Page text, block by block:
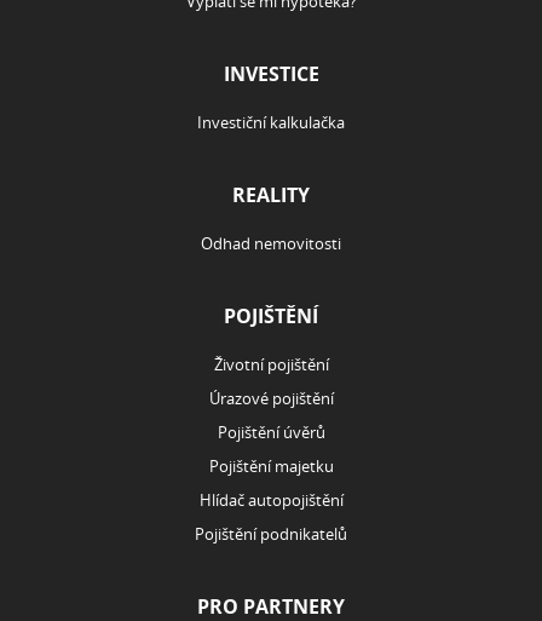
INVESTICE
Investiční kalkulačka
REALITY
Odhad nemovitosti
POJIŠTĚNÍ
Životní pojištění
Úrazové pojištění
Pojištění úvěrů
Pojištění majetku
Hlídač autopojištění
Pojištění podnikatelů
PRO PARTNERY